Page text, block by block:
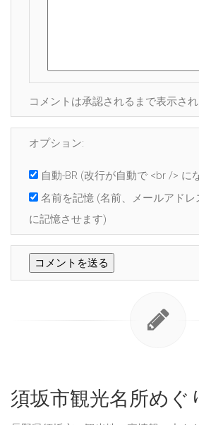
コメントは承認されるまで表示され
オプション:
自動-BR (改行が自動で <br /> に
名前を記憶 (名前、メールアド
に記憶させます)
須坂市観光名所めぐ